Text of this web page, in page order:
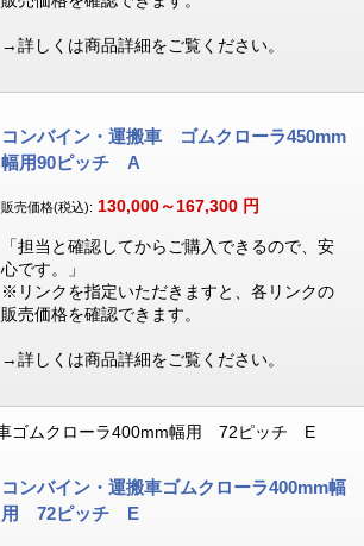
→詳しくは商品詳細をご覧ください。
コンバイン・運搬車 ゴムクローラ450mm
幅用90ピッチ A
販売価格(税込): 130,000～167,300 円
「担当と確認してからご購入できるので、安
心です。」
※リンクを指定いただきますと、各リンクの
販売価格を確認できます。
→詳しくは商品詳細をご覧ください。
コンバイン・運搬車ゴムクローラ400mm幅
用 72ピッチ E